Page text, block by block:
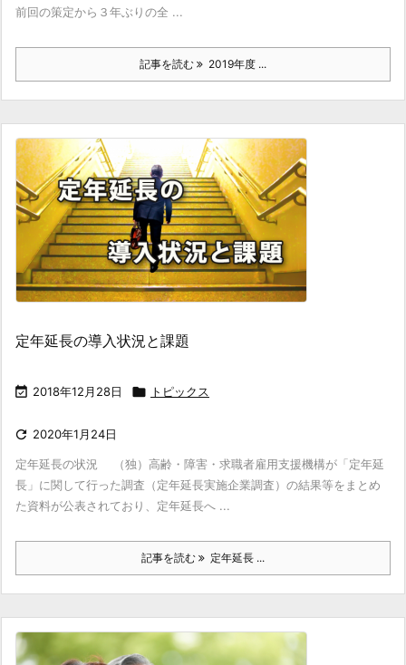
前回の策定から３年ぶりの全 ...
記事を読む 2019年度 ...
定年延長の導入状況と課題
 2018年12月28日  トピックス
 2020年1月24日
定年延長の状況 （独）高齢・障害・求職者雇用支援機構が「定年延
長」に関して行った調査（定年延長実施企業調査）の結果等をまとめ
た資料が公表されており、定年延長へ ...
記事を読む 定年延長 ...